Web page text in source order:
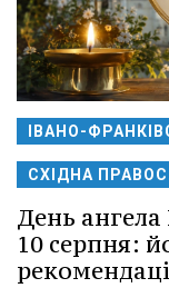
ІВАНО-
СХІДНА
День ангела
10 серпня: